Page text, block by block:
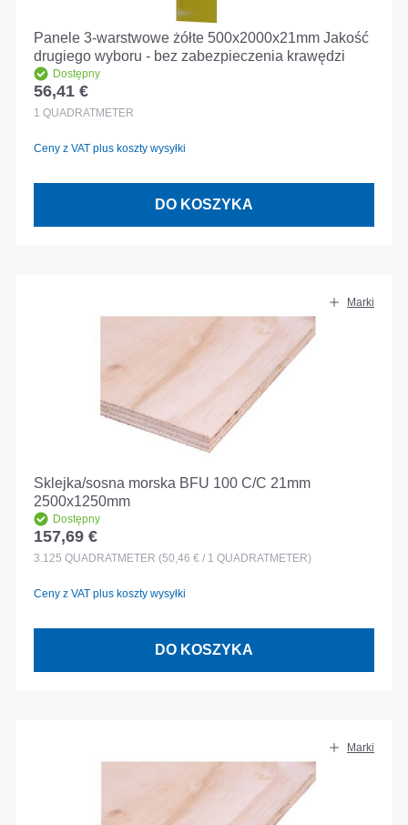
Panele 3-warstwowe żółte 500x2000x21mm Jakość
drugiego wyboru - bez zabezpieczenia krawędzi
Dostępny
Cena regularna:
56,41 €
1 QUADRATMETER
Ceny z VAT plus koszty wysyłki
DO KOSZYKA
Marki
Sklejka/sosna morska BFU 100 C/C 21mm
2500x1250mm
Dostępny
Cena regularna:
157,69 €
3.125 QUADRATMETER (50,46 € / 1 QUADRATMETER)
Ceny z VAT plus koszty wysyłki
DO KOSZYKA
Marki